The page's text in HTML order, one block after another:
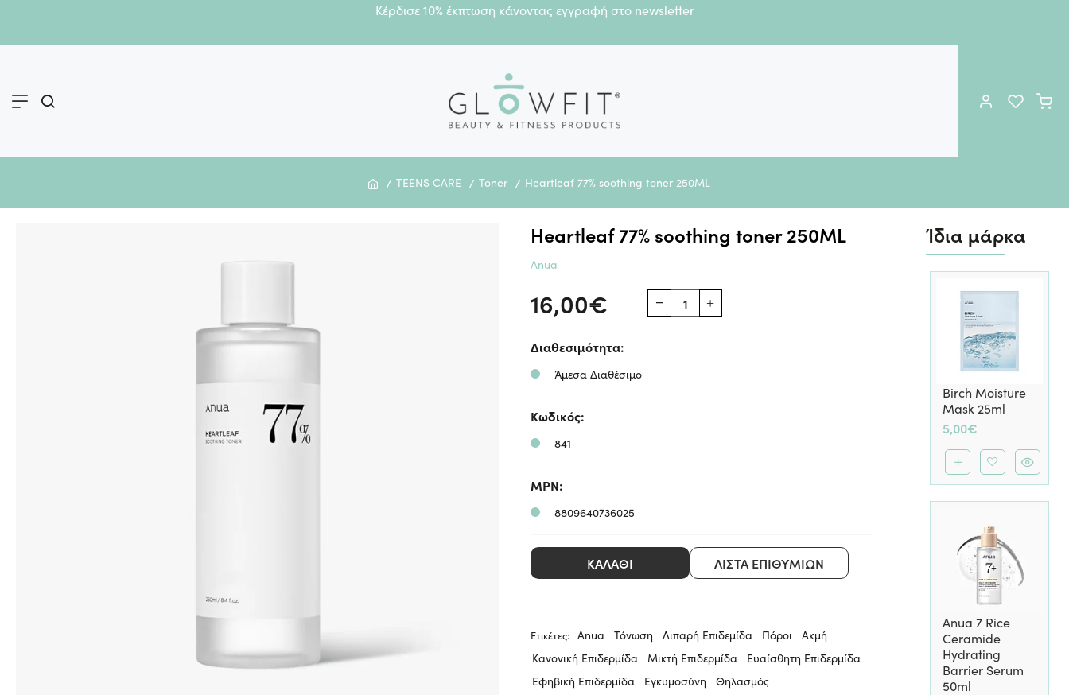
Κέρδισε 10% έκπτωση κάνοντας εγγραφή στο newsletter
TEENS CARE Toner Heartleaf 77% soothing toner 250ML
Heartleaf 77% soothing toner 250ML
Heartleaf
soothing
250ML
-
To
Heartleaf
soothing
toner
ένα
Anua
16,00€
Διαθεσιμότητα:
Άμεσα Διαθέσιμο
Κωδικός:
841
MPN:
8809640736025
ΚΑΛΆΘΙ ΛΊΣΤΑ ΕΠΙΘΥΜΙΏΝ
Ετικέτες: Anua Τόνωση Λιπαρή Επιδεμίδα Πόροι
Ακμή
Κανονική Επιδερμίδα
Μικτή Επιδερμίδα
Ευαίσθητη Επιδερμίδα
Εφηβική Επιδερμίδα
Εγκυμοσύνη Θηλασμός
Ίδια μάρκα
Birch Moisture
Mask 25ml
5,00€
Anua 7 Rice
Ceramide
Hydrating
Barrier Serum
50ml